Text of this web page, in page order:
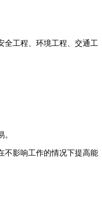
全工程、环境工程、交通工
不影响工作的情况下提高能